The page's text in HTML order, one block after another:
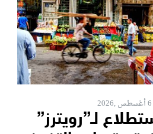
6 أغسطس ,2026
لـ”رويترز”